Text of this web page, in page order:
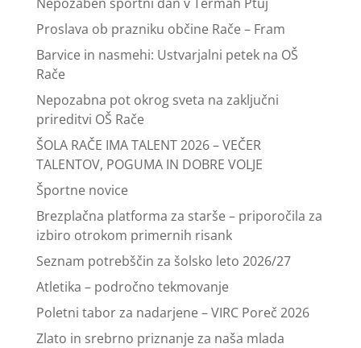
Proslava ob prazniku občine Rače – Fram
Barvice in nasmehi: Ustvarjalni petek na OŠ
Rače
Nepozabna pot okrog sveta na zaključni
prireditvi OŠ Rače
ŠOLA RAČE IMA TALENT 2026 – VEČER
TALENTOV, POGUMA IN DOBRE VOLJE
Športne novice
Brezplačna platforma za starše – priporočila za
izbiro otrokom primernih risank
Seznam potrebščin za šolsko leto 2026/27
Atletika – področno tekmovanje
Poletni tabor za nadarjene – VIRC Poreč 2026
Zlato in srebrno priznanje za naša mlada